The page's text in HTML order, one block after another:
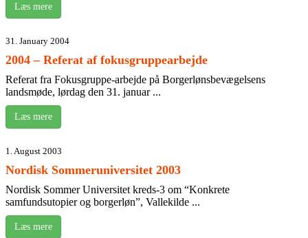
Læs mere
31. January 2004
2004 – Referat af fokusgruppearbejde
Referat fra Fokusgruppe-arbejde på Borgerlønsbevægelsens
landsmøde, lørdag den 31. januar ...
Læs mere
1. August 2003
Nordisk Sommeruniversitet 2003
Nordisk Sommer Universitet kreds-3 om “Konkrete
samfundsutopier og borgerløn”, Vallekilde ...
Læs mere